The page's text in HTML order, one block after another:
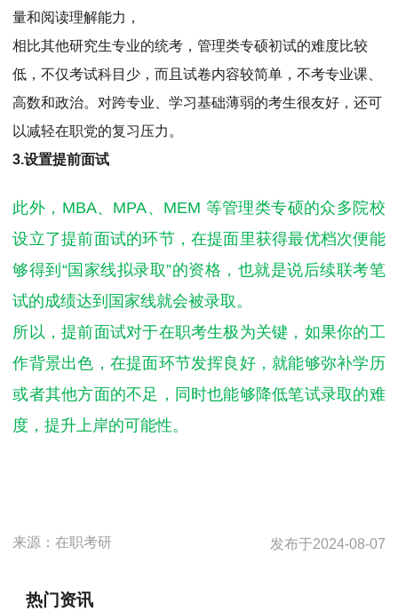
量和阅读理解能力，
相比其他研究生专业的统考，管理类专硕初试的难度比较
低，不仅考试科目少，而且试卷内容较简单，不考专业课、
高数和政治。对跨专业、学习基础薄弱的考生很友好，还可
以减轻在职党的复习压力。
3.设置提前面试
此外，MBA、MPA、MEM 等管理类专硕的众多院校
设立了提前面试的环节，在提面里获得最优档次便能
够得到“国家线拟录取”的资格，也就是说后续联考笔
试的成绩达到国家线就会被录取。
所以，提前面试对于在职考生极为关键，如果你的工
作背景出色，在提面环节发挥良好，就能够弥补学历
或者其他方面的不足，同时也能够降低笔试录取的难
度，提升上岸的可能性。
来源：在职考研 发布于2024-08-07
热门资讯